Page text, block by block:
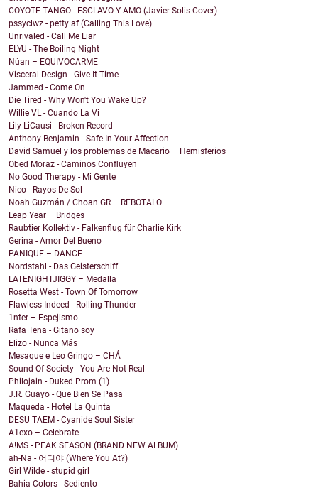
COYOTE TANGO - ESCLAVO Y AMO (Javier Solis Cover)
pssyclwz - petty af (Calling This Love)
Unrivaled - Call Me Liar
ELYU - The Boiling Night
Núan – EQUIVOCARME
Visceral Design - Give It Time
Jammed - Come On
Die Tired - Why Won't You Wake Up?
Willie VL - Cuando La Vi
Lily LiCausi - Broken Record
Anthony Benjamin - Safe In Your Affection
David Samuel y los problemas de Macario – Hemisferios
Obed Moraz - Caminos Confluyen
No Good Therapy - Mi Gente
Nico - Rayos De Sol
Noah Guzmán / Choan GR – REBOTALO
Leap Year – Bridges
Raubtier Kollektiv - Falkenflug für Charlie Kirk
Gerina - Amor Del Bueno
PANIQUE – DANCE
Nordstahl - Das Geisterschiff
LATENIGHTJIGGY – Medalla
Rosetta West - Town Of Tomorrow
Flawless Indeed - Rolling Thunder
1nter – Espejismo
Rafa Tena - Gitano soy
Elizo - Nunca Más
Mesaque e Leo Gringo – CHÁ
Sound Of Society - You Are Not Real
Philojain - Duked Prom (1)
J.R. Guayo - Que Bien Se Pasa
Maqueda - Hotel La Quinta
DESU TAEM - Cyanide Soul Sister
A1exo – Celebrate
A!MS - PEAK SEASON (BRAND NEW ALBUM)
ah-Na - 어디야 (Where You At?)
Girl Wilde - stupid girl
Bahia Colors - Sediento